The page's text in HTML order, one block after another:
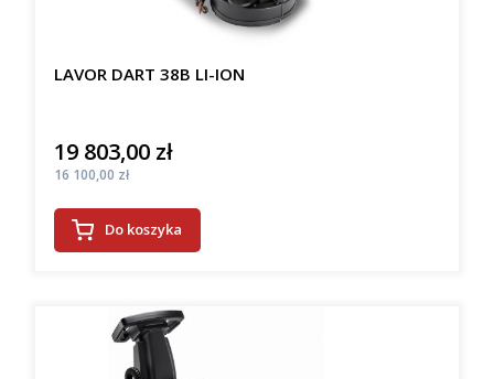
LAVOR DART 38B LI-ION
Cena
19 803,00 zł
Cena
16 100,00 zł
Do koszyka